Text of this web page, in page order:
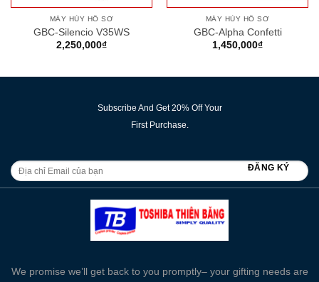
MÁY HỦY HỒ SƠ
GBC-Silencio V35WS
2,250,000₫
MÁY HỦY HỒ SƠ
GBC-Alpha Confetti
1,450,000₫
Subscribe And Get 20% Off Your
First Purchase.
We promise we’ll get back to you promptly– your gifting needs are